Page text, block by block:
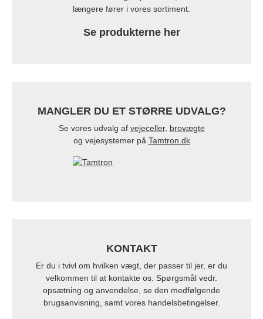
længere fører i vores sortiment.
Se produkterne her
MANGLER DU ET STØRRE UDVALG?
Se vores udvalg af vejeceller, brovægte
og vejesystemer på Tamtron.dk
KONTAKT
Er du i tvivl om hvilken vægt, der passer til jer, er du
velkommen til at kontakte os. Spørgsmål vedr.
opsætning og anvendelse, se den medfølgende
brugsanvisning, samt vores handelsbetingelser.